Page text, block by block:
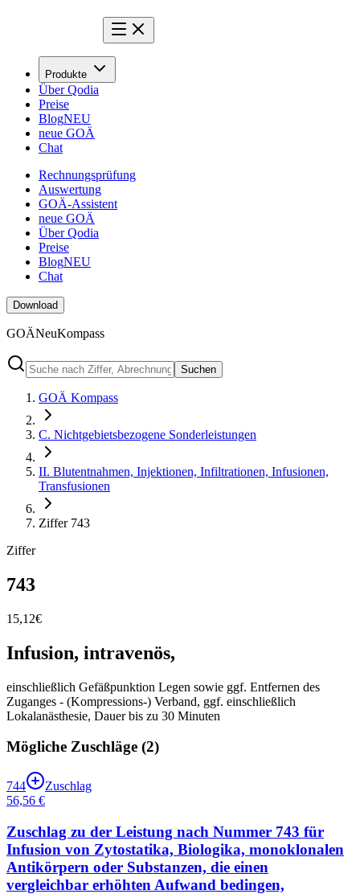
Produkte
Über Qodia
Preise
BlogNEU
neue GOÄ
Chat
Rechnungsprüfung
Auswertung
GOÄ-Assistent
neue GOÄ
Über Qodia
Preise
BlogNEU
Chat
Download
GOÄNeuKompass
Suchen
GOÄ Kompass
C. Nichtgebietsbezogene Sonderleistungen
II. Blutentnahmen, Injektionen, Infiltrationen, Infusionen,
Transfusionen
Ziffer 743
Ziffer
743
15,12€
Infusion, intravenös,
einschließlich Gefäßpunktion Legen sowie ggf. Entfernen des
Zuganges - (Kompressions-) Verband, ggf. einschließlich
Lokalanästhesie, Dauer bis zu 30 Minuten
Mögliche Zuschläge (2)
744
Zuschlag
56,56 €
Zuschlag zu der Leistung nach Nummer 743 für
Infusion von Zytostatika, Biologika, monoklonalen
Antikörpern oder Substanzen, die einen
vergleichbar erhöhten Aufwand bedingen,